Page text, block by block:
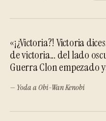
«¡¿Victoria?! Victoria
de victoria... del lado
Guerra Clon empezado
— Yoda a Obi-Wan Kenobi